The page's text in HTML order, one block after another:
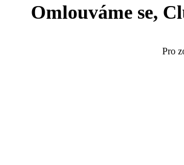
Omlouváme se,
Pro